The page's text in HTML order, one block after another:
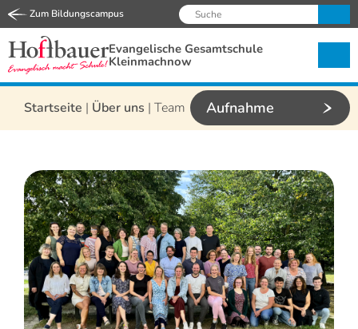
Zum Bildungscampus
Evangelische Gesamtschule
Kleinmachnow
Aufnahme
Startseite | Über uns | Team